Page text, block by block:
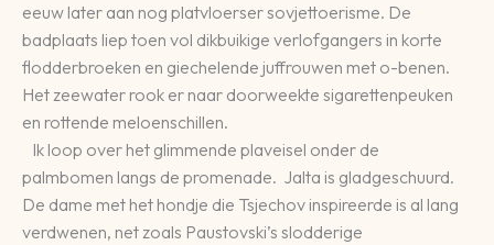
eeuw later aan nog platvloerser sovjettoerisme. De
badplaats liep toen vol dikbuikige verlofgangers in korte
flodderbroeken en giechelende juffrouwen met o-benen.
Het zeewater rook er naar doorweekte sigarettenpeuken
en rottende meloenschillen.
Ik loop over het glimmende plaveisel onder de
palmbomen langs de promenade. Jalta is gladgeschuurd.
De dame met het hondje die Tsjechov inspireerde is al lang
verdwenen, net zoals Paustovski’s slodderige